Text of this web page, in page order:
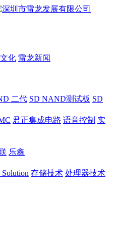
化 雷龙新闻
二代 SD NAND测试板 SD
君正集成电路 语音控制 实
乐鑫
存储技术 处理器技术